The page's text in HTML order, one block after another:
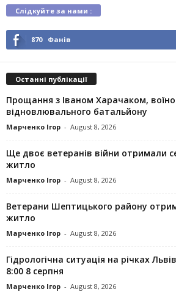
Слідкуйте за нами :
870 Фанів
Останні публікації
Прощання з Іваном Харачаком,
відновлювального батальйону
Марченко Ігор - August 8, 2026
Ще двоє ветеранів війни отримали
житло
Марченко Ігор - August 8, 2026
Ветерани Шептицького району
житло
Марченко Ігор - August 8, 2026
Гідрологічна ситуація на річках
8:00 8 серпня
Марченко Ігор - August 8, 2026